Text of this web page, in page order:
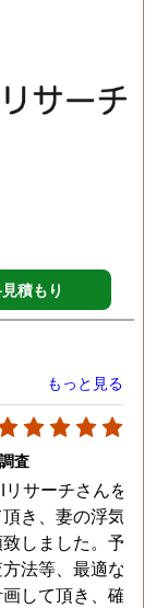
積もり
もっと見る
査
リサーチさんをご紹
頂き、妻の浮気調査
しました。予算か
法等、最適なやり
画して頂き、確実な